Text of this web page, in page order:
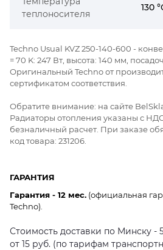
теплоносителя
130
Techno Usual KVZ 250-140-600 -
= 70 K: 247 Вт, высота: 140 мм,
Оригинальный Techno от
сертификатом соответствия.
Обратите внимание: на сайте
Радиаторы отопления указаны с
безналичный расчет. При заказе
код товара: 231206.
ГАРАНТИЯ
Гарантия - 12 мес. (официальная
Techno).
Стоимость доставки по Минску -
от 15 руб. (по тарифам